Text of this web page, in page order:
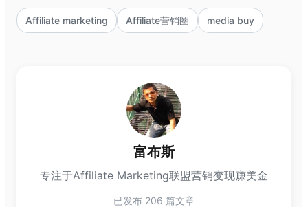
Affiliate marketing Affiliate营销圈 media buy
富布斯
专注于Affiliate Marketing联盟营销变现赚美金
已发布 206 篇文章